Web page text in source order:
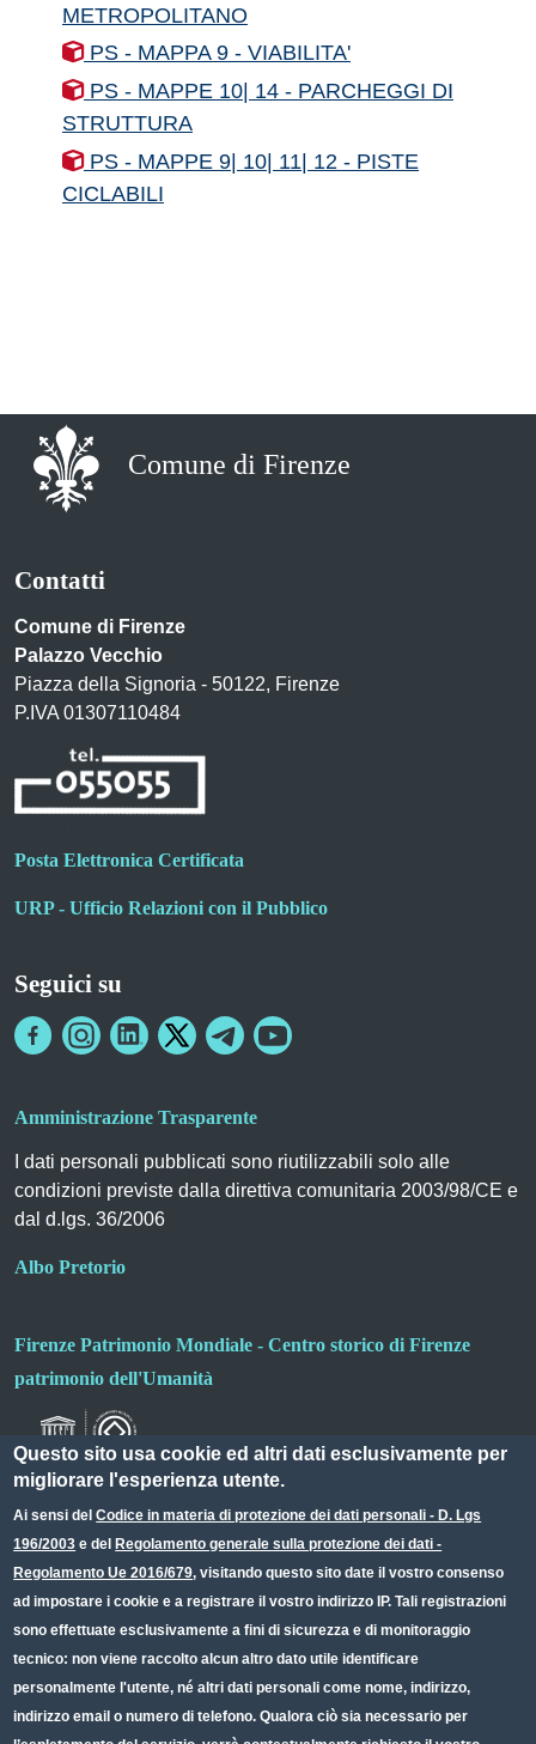
METROPOLITANO
PS - MAPPA 9 - VIABILITA'
PS - MAPPE 10| 14 - PARCHEGGI DI
STRUTTURA
PS - MAPPE 9| 10| 11| 12 - PISTE
CICLABILI
Comune di Firenze
Contatti
Comune di Firenze
Palazzo Vecchio
Piazza della Signoria - 50122, Firenze
P.IVA 01307110484
Posta Elettronica Certificata
URP - Ufficio Relazioni con il Pubblico
Seguici su
Amministrazione Trasparente
I dati personali pubblicati sono riutilizzabili solo alle
condizioni previste dalla direttiva comunitaria 2003/98/CE e
dal d.lgs. 36/2006
Albo Pretorio
Firenze Patrimonio Mondiale - Centro storico di Firenze
patrimonio dell'Umanità
Small prints
Useful links section
Redazione web
Privacy
Note legali
Dichiarazione Accessibilità
Questo sito usa cookie ed altri dati esclusivamente per
migliorare l'esperienza utente.
Ai sensi delCodice in materia di protezione dei dati personali - D. Lgs
196/2003 e del Regolamento generale sulla protezione dei dati -
Regolamento Ue 2016/679, visitando questo sito date il vostro consenso
ad impostare i cookie e a registrare il vostro indirizzo IP. Tali registrazioni
sono effettuate esclusivamente a fini di sicurezza e di monitoraggio
tecnico: non viene raccolto alcun altro dato utile identificare
personalmente l'utente, né altri dati personali come nome, indirizzo,
indirizzo email o numero di telefono. Qualora ciò sia necessario per